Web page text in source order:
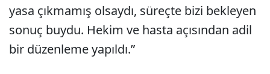
yasa çıkmamış olsaydı, süreçte bizi bekleyen
sonuç buydu. Hekim ve hasta açısından adil
bir düzenleme yapıldı.”